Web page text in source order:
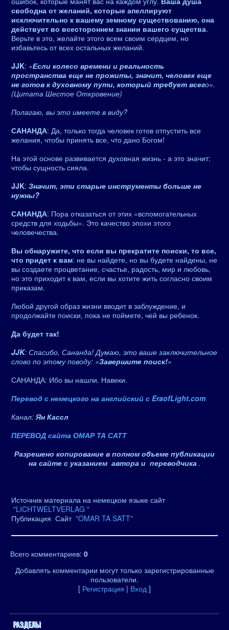
свободна от желаний, которые апеллируют
исключительно к вашему земному существованию, она
действует во всестороннем знании вашего существа.
Верьте в это, желайте этого всем своим сердцем, но
избавьтесь от всех остальных желаний.
JJK: «Если колесо времени и реальность
пространства еще не прожиты, значит, человек еще
не готов к духовному пути, который требует всего».
(Цитата Шестое Откровение)
Полагаю, вы это имеете в виду?
САНАНДА: Да, только тогда человек готов отпустить все
желания, чтобы принять все, что дано Богом!
На этой основе развивается духовная жизнь - а это значит:
чтобы сущность сияла.
JJK: Значит, эти старые инструменты больше не
нужны?
САНАНДА: Пора отказаться от этих «вспомогательных
средств для ходьбы». Это качество эпохи этого
человечества.
Вы обнаружите, что если вы прекратите поиски, то все,
что придет к вам: не вы найдете, но вы будете найдены, не
вы создаете процветание, счастье, радость, мир и любовь,
но это приходит к вам, если вы хотите жить согласно своим
приказам.
Любой другой образ жизни вводит в заблуждение, и
продолжайте поиски, пока не поймете, чей вы ребенок.
Да будет так!
JJK: Спасибо, Сананда! Думаю, это ваше заключительное
слово по этому поводу: «Завершите поиск!»
САНАНДА: Ибо вы нашли. Навеки.
Перевод с немецкого на английский с EraofLight.com
Канал: Ян Кассл
ПЕРЕВОД сайта ОМАР ТА САТТ
Разрешено копирование в полном объеме публикации
на сайте с указанием автора и переводчика .
Источник материала на немецком языке сайт
"LICHTWELTVERLAG "
Публикация Сайт "OMAR TA SATT"
Всего комментариев: 0
Добавлять комментарии могут только зарегистрированные
пользователи.
[ Регистрация | Вход ]
РАЗДЕЛЫ